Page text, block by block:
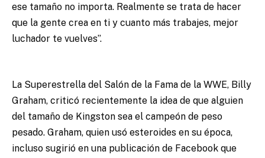
ese tamaño no importa. Realmente se trata de hacer
que la gente crea en ti y cuanto más trabajes, mejor
luchador te vuelves”.
La Superestrella del Salón de la Fama de la WWE, Billy
Graham, criticó recientemente la idea de que alguien
del tamaño de Kingston sea el campeón de peso
pesado. Graham, quien usó esteroides en su época,
incluso sugirió en una publicación de Facebook que